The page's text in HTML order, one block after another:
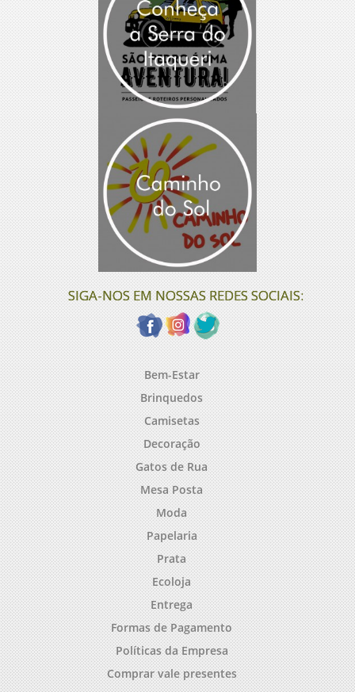
SIGA-NOS EM NOSSAS REDES SOCIAIS:
Bem-Estar
Brinquedos
Camisetas
Decoração
Gatos de Rua
Mesa Posta
Moda
Papelaria
Prata
Ecoloja
Entrega
Formas de Pagamento
Políticas da Empresa
Comprar vale presentes